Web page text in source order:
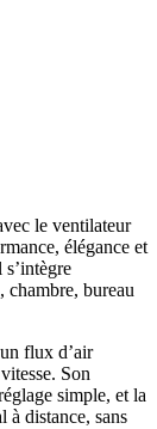
le ventilateur
élégance et
chambre, bureau
flux d’air
Son
simple, et la
à distance, sans